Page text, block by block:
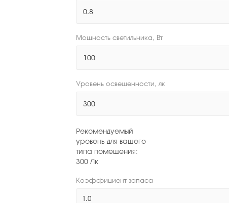
Мощность светильника, Вт
Уровень освещенности, лк
Рекомендуемый
уровень для вашего
типа помещения:
300 Лк
Коэффициент запаса
1.0